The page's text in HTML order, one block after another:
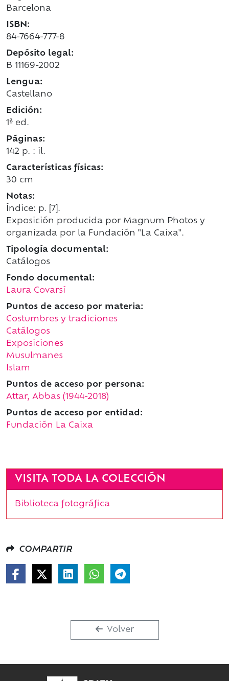
Barcelona
ISBN:
84-7664-777-8
Depósito legal:
B 11169-2002
Lengua:
Castellano
Edición:
1ª ed.
Páginas:
142 p. : il.
Características físicas:
30 cm
Notas:
Índice: p. [7].
Exposición producida por Magnum Photos y
organizada por la Fundación "La Caixa".
Tipología documental:
Catálogos
Fondo documental:
Laura Covarsí
Puntos de acceso por materia:
Costumbres y tradiciones
Catálogos
Exposiciones
Musulmanes
Islam
Puntos de acceso por persona:
Attar, Abbas (1944​-2018)
Puntos de acceso por entidad:
Fundación La Caixa
VISITA TODA LA COLECCIÓN
Biblioteca fotográfica
COMPARTIR
Volver